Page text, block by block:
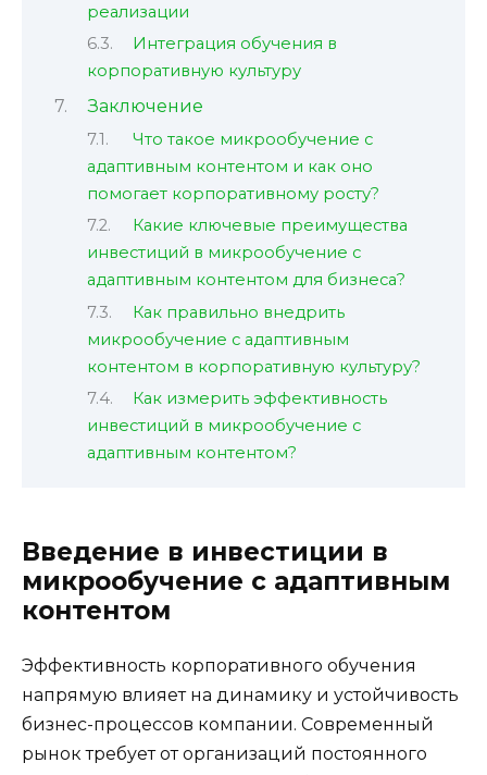
реализации
Интеграция обучения в
корпоративную культуру
Заключение
Что такое микрообучение с
адаптивным контентом и как оно
помогает корпоративному росту?
Какие ключевые преимущества
инвестиций в микрообучение с
адаптивным контентом для бизнеса?
Как правильно внедрить
микрообучение с адаптивным
контентом в корпоративную культуру?
Как измерить эффективность
инвестиций в микрообучение с
адаптивным контентом?
Введение в инвестиции в
микрообучение с адаптивным
контентом
Эффективность корпоративного обучения
напрямую влияет на динамику и устойчивость
бизнес-процессов компании. Современный
рынок требует от организаций постоянного